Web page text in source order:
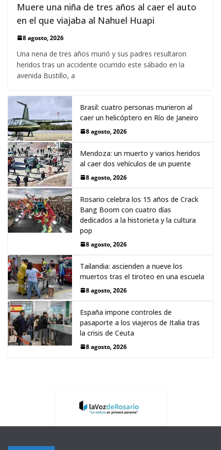
Muere una niña de tres años al caer el auto
en el que viajaba al Nahuel Huapi
8 agosto, 2026
Una nena de tres años murió y sus padres resultaron
heridos tras un accidente ocurrido este sábado en la
avenida Bustillo, a
Brasil: cuatro personas murieron al
caer un helicóptero en Río de Janeiro
8 agosto, 2026
Mendoza: un muerto y varios heridos
al caer dos vehículos de un puente
8 agosto, 2026
Rosario celebra los 15 años de Crack
Bang Boom con cuatro días
dedicados a la historieta y la cultura
pop
8 agosto, 2026
Tailandia: ascienden a nueve los
muertos tras el tiroteo en una escuela
8 agosto, 2026
España impone controles de
pasaporte a los viajeros de Italia tras
la crisis de Ceuta
8 agosto, 2026